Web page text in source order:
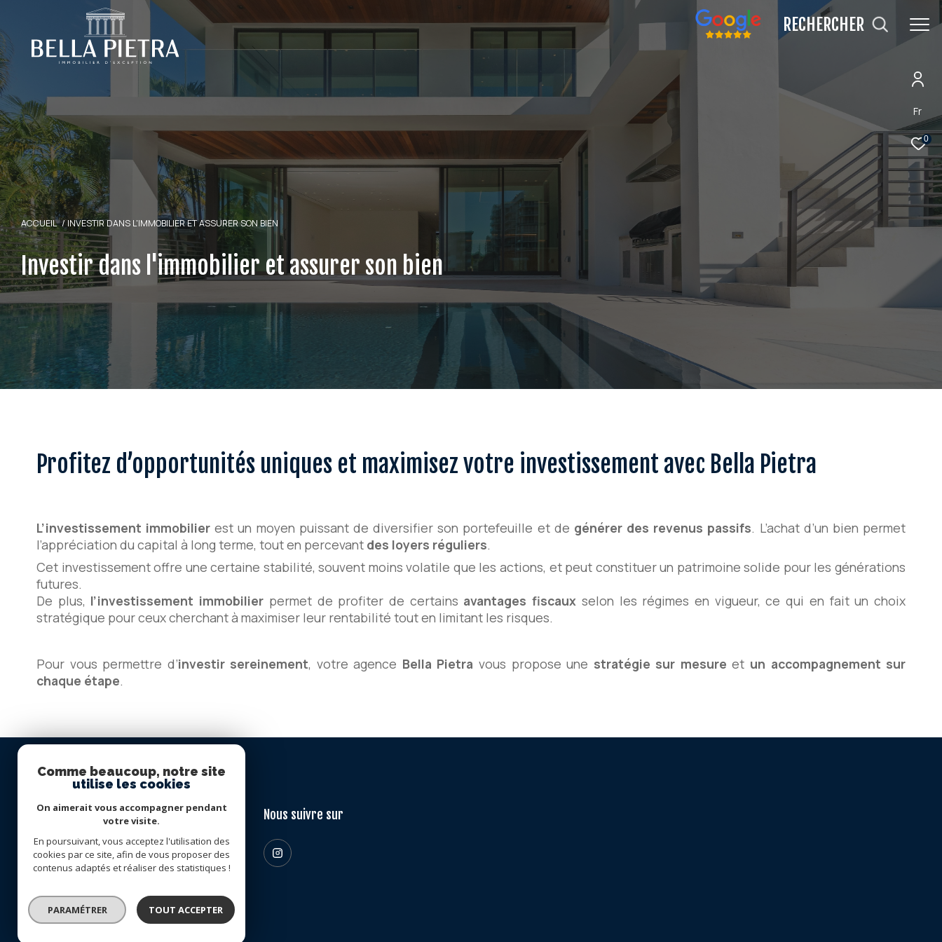
Fr
0
RECHERCHER
ACCUEIL INVESTIR DANS L'IMMOBILIER ET ASSURER SON BIEN
Investir dans l'immobilier et assurer son bien
Profitez d’opportunités uniques et maximisez votre investissement avec Bella Pietra
L’investissement immobilierest un moyen puissant de diversifier son portefeuille et de générer des revenus passifs. L’achat d’un bien permet
l’appréciation du capital à long terme, tout en percevant des loyers réguliers.
Cet investissement offre une certaine stabilité, souvent moins volatile que les actions, et peut constituer un patrimoine solide pour les générations
futures.
De plus, l’investissement immobilier permet de profiter de certains avantages fiscaux selon les régimes en vigueur, ce qui en fait un choix
stratégique pour ceux cherchant à maximiser leur rentabilité tout en limitant les risques.
Pour vous permettre d’investir sereinement, votre agence Bella Pietravous propose une stratégie sur mesure et un accompagnement sur
chaque étape.
Bella Pietra
06 12 30 29 57
contact@bellapietra-property.fr
34380
viols-en-laval
Nous suivre sur
Comme beaucoup, notre site
utilise les cookies
On aimerait vous accompagner pendant
votre visite.
En poursuivant, vous acceptez l'utilisation des
cookies par ce site, afin de vous proposer des
contenus adaptés et réaliser des statistiques !
PARAMÉTRER TOUT ACCEPTER